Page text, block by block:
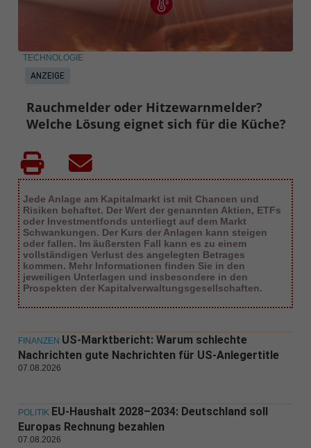
ANZEIGE
TECHNOLOGIE
Rauchmelder oder Hitzewarnmelder?
Welche Lösung eignet sich für die Küche?
Jede Anlage am Kapitalmarkt ist mit Chancen und
Risiken behaftet. Der Wert der genannten Aktien, ETFs
oder Investmentfonds unterliegt auf dem Markt
Schwankungen. Der Kurs der Anlagen kann steigen
oder fallen. Im äußersten Fall kann es zu einem
vollständigen Verlust des angelegten Betrages
kommen. Mehr Informationen finden Sie in den
jeweiligen Unterlagen und insbesondere in den
Prospekten der Kapitalverwaltungsgesellschaften.
FINANZEN US-Marktbericht: Warum schlechte
Nachrichten gute Nachrichten für US-Anlegertitle
07.08.2026
POLITIK EU-Haushalt 2028–2034: Deutschland soll
Europas Rechnung bezahlen
07.08.2026